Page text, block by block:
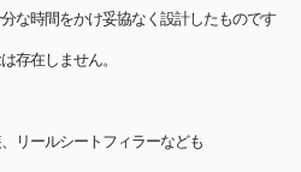
な時間をかけ妥協なく設計したものです
存在しません。
リールシートフィラーなども